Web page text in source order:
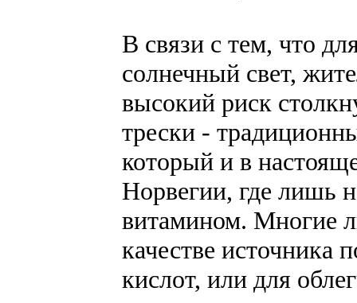
В связи с тем, что
солнечный свет,
высокий риск
трески -
который и в
Норвегии, где лишь
витамином. Многие
качестве источника
кислот, или для